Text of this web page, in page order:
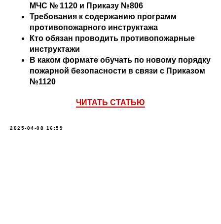
МЧС № 1120 и Приказу №806
Требования к содержанию программ
противопожарного инструктажа
Кто обязан проводить противопожарные
инструктажи
В каком формате обучать по новому порядку
пожарной безопасности в связи с Приказом
№1120
ЧИТАТЬ СТАТЬЮ
2025-04-08 16:59